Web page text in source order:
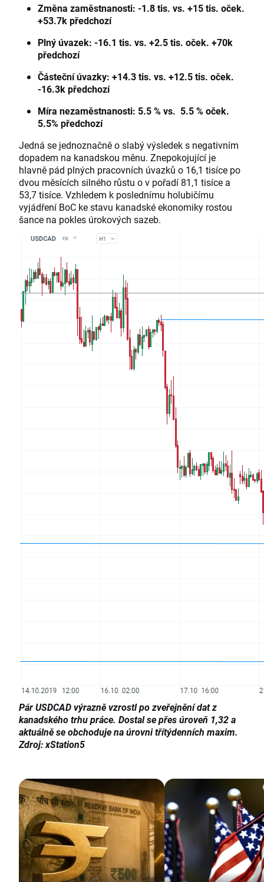
Změna zaměstnanosti: -1.8 tis. vs. +15 tis. oček.
+53.7k předchozí
Plný úvazek: -16.1 tis. vs. +2.5 tis. oček. +70k
předchozí
Částeční úvazky: +14.3 tis. vs. +12.5 tis. oček.
-16.3k předchozí
Míra nezaměstnanosti: 5.5 % vs. 5.5 % oček.
5.5% předchozí
Jedná se jednoznačně o slabý výsledek s negativním
dopadem na kanadskou měnu. Znepokojující je
hlavně pád plných pracovních úvazků o 16,1 tisíce po
dvou měsících silného růstu o v pořadí 81,1 tisíce a
53,7 tisíce. Vzhledem k poslednímu holubičímu
vyjádření BoC ke stavu kanadské ekonomiky rostou
šance na pokles úrokových sazeb.
Pár USDCAD výrazně vzrostl po zveřejnění dat z
kanadského trhu práce. Dostal se přes úroveň 1,32 a
aktuálně se obchoduje na úrovni třítýdenních maxim.
Zdroj: xStation5